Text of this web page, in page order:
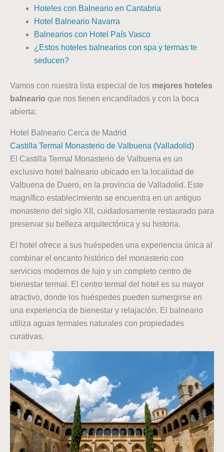
Hoteles con Balneario en Cantabria
Hotel Balneario Navarra
Balnearios con Hotel País Vasco
¿Estos hoteles balnearios con spa y termas te
seducen?
Vamos con nuestra lista especial de los mejores hoteles
balneario que nos tienen encandilados y con la boca
abierta:
Hotel Balneario Cerca de Madrid
Castilla Termal Monasterio de Valbuena (Valladolid)
El Castilla Termal Monasterio de Valbuena es un
exclusivo hotel balneario ubicado en la localidad de
Valbuena de Duero, en la provincia de Valladolid. Este
magnífico establecimiento se encuentra en un antiguo
monasterio del siglo XII, cuidadosamente restaurado para
preservar su belleza arquitectónica y su historia.
El hotel ofrece a sus huéspedes una experiencia única al
combinar el encanto histórico del monasterio con
servicios modernos de lujo y un completo centro de
bienestar termal. El centro termal del hotel es su mayor
atractivo, donde los huéspedes pueden sumergirse en
una experiencia de bienestar y relajación. El balneario
utiliza aguas termales naturales con propiedades
curativas.